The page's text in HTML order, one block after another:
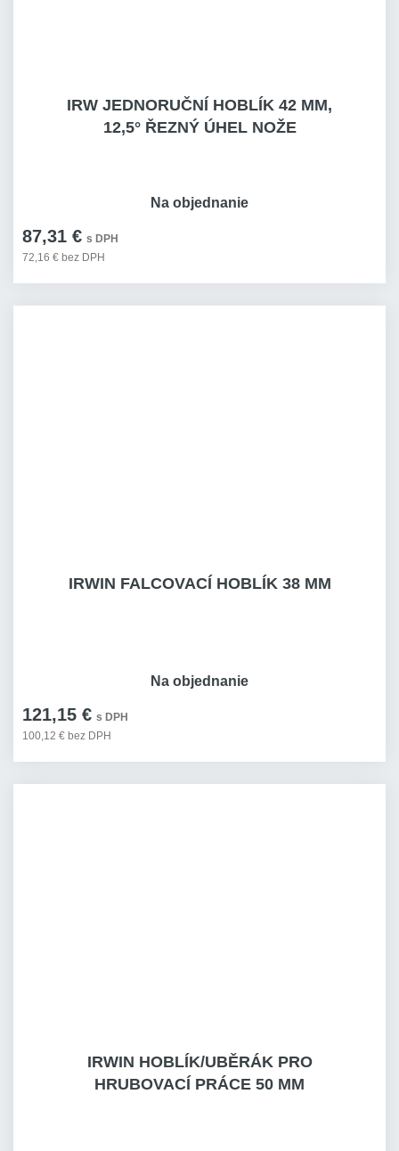
IRW JEDNORUČNÍ HOBLÍK 42 MM,
12,5° ŘEZNÝ ÚHEL NOŽE
87,31 € s DPH
72,16 € bez DPH
Na objednanie
IRWIN FALCOVACÍ HOBLÍK 38 MM
121,15 € s DPH
100,12 € bez DPH
Na objednanie
IRWIN HOBLÍK/UBĚRÁK PRO
HRUBOVACÍ PRÁCE 50 MM